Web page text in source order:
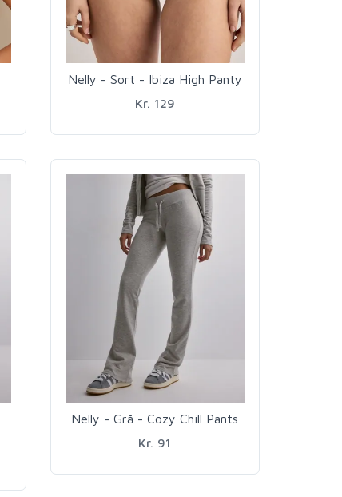
Nelly - Sort - Ibiza High Panty
Kr. 129
Nelly - Grå - Cozy Chill Pants
Kr. 91